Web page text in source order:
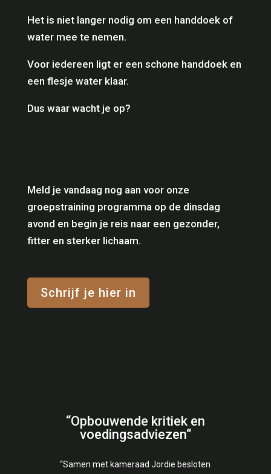
Het is niet langer nodig om een handdoek of
water mee te nemen.
Voor iedereen ligt er een schone handdoek en
een flesje water klaar.
Dus waar wacht je op?
Meld je vandaag nog aan voor onze
groepstraining programma op de dinsdag
avond en begin je reis naar een gezonder,
fitter en sterker lichaam.
Schrijf je hier in
“Opbouwende kritiek en
voedingsadviezen“
“Samen met kameraad Jordie besloten